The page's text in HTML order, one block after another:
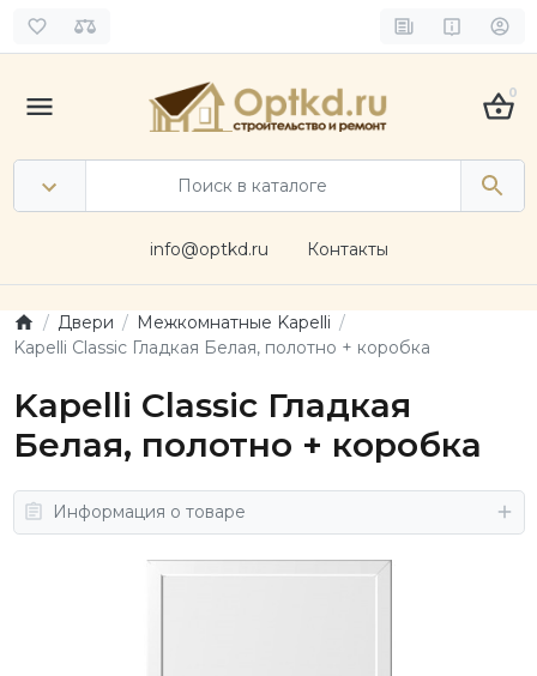
0
info@optkd.ru Контакты
Двери
Межкомнатные Kapelli
Kapelli Classic Гладкая Белая, полотно + коробка
Kapelli Classic Гладкая
Белая, полотно + коробка
Информация о товаре